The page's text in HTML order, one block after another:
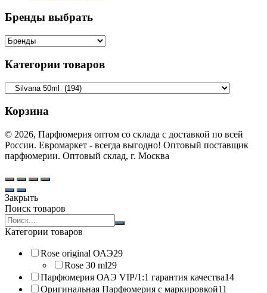
Бренды выбрать
Категории товаров
Корзина
© 2026, Парфюмерия оптом со склада с доставкой по всей
России. Евромаркет - всегда выгодно! Оптовый поставщик
парфюмерии. Оптовый склад, г. Москва
Закрыть
Поиск товаров
Search
products:
Категории товаров
Rose original ОАЭ29
Rose 30 ml29
Парфюмерия ОАЭ VIP/1:1 гарантия качества14
Оригинальная Парфюмерия с маркировкой11